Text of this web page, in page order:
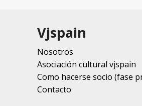
Vjspain
Nosotros
Asociación cultural vjspain
Como hacerse socio (fase
Contacto